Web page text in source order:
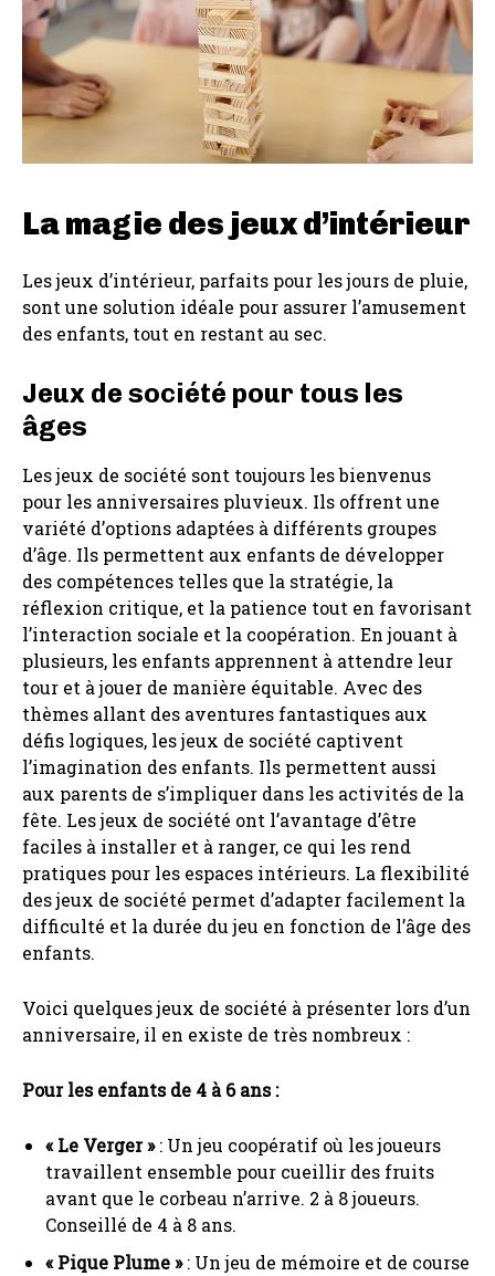
La magie des jeux d’intérieur
Les jeux d’intérieur, parfaits pour les jours de pluie,
sont une solution idéale pour assurer l’amusement
des enfants, tout en restant au sec.
Jeux de société pour tous les
âges
Les jeux de société sont toujours les bienvenus
pour les anniversaires pluvieux. Ils offrent une
variété d’options adaptées à différents groupes
d’âge. Ils permettent aux enfants de développer
des compétences telles que la stratégie, la
réflexion critique, et la patience tout en favorisant
l’interaction sociale et la coopération. En jouant à
plusieurs, les enfants apprennent à attendre leur
tour et à jouer de manière équitable. Avec des
thèmes allant des aventures fantastiques aux
défis logiques, les jeux de société captivent
l’imagination des enfants. Ils permettent aussi
aux parents de s’impliquer dans les activités de la
fête. Les jeux de société ont l’avantage d’être
faciles à installer et à ranger, ce qui les rend
pratiques pour les espaces intérieurs. La flexibilité
des jeux de société permet d’adapter facilement la
difficulté et la durée du jeu en fonction de l’âge des
enfants.
Voici quelques jeux de société à présenter lors d’un
anniversaire, il en existe de très nombreux :
Pour les enfants de 4 à 6 ans :
« Le Verger »: Un jeu coopératif où les joueurs
travaillent ensemble pour cueillir des fruits
avant que le corbeau n’arrive. 2 à 8 joueurs.
Conseillé de 4 à 8 ans.
« Pique Plume »: Un jeu de mémoire et de course